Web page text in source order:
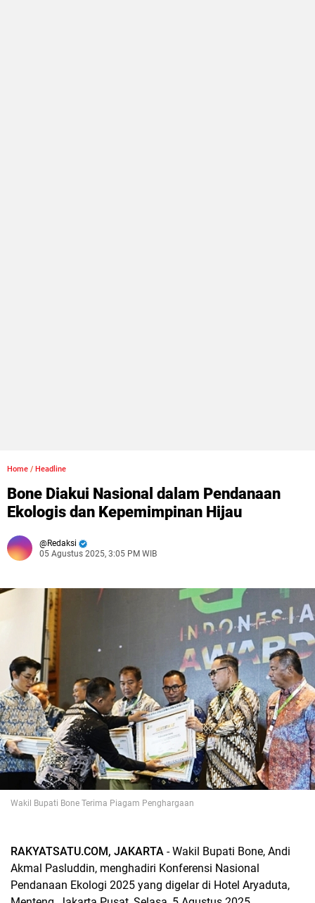
Home / Headline
Bone Diakui Nasional dalam Pendanaan
Ekologis dan Kepemimpinan Hijau
Redaksi
05 Agustus 2025, 3:05 PM WIB
Wakil Bupati Bone Terima Piagam Penghargaan
RAKYATSATU.COM, JAKARTA - Wakil Bupati Bone, Andi
Akmal Pasluddin, menghadiri Konferensi Nasional
Pendanaan Ekologi 2025 yang digelar di Hotel Aryaduta,